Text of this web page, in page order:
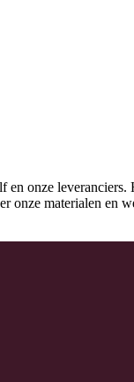
onze
onze materialen